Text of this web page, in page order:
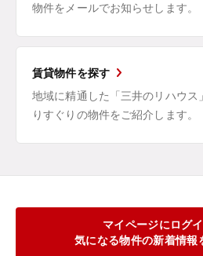
物件をメールでお知らせします。
賃貸物件を探す
地域に精通した「三井のリハウス
りすぐりの物件をご紹介します。
マイページにログイ
気になる物件の新着情報